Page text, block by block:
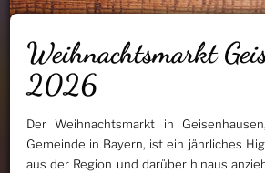
Weihnachtsmarkt
2026
Der Weihnachtsmarkt in
Gemeinde in Bayern, ist ein jährliches
aus der Region und darüber hinaus